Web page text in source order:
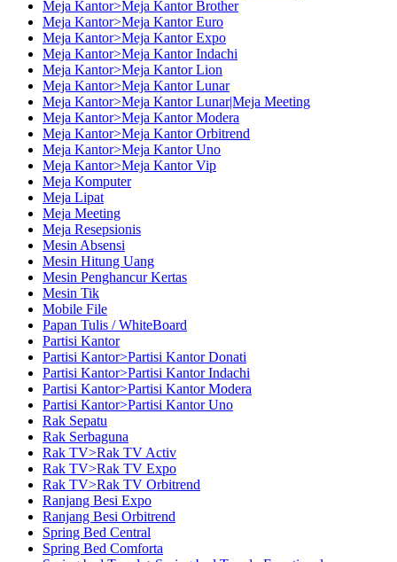
Meja Kantor>Meja Kantor Brother
Meja Kantor>Meja Kantor Euro
Meja Kantor>Meja Kantor Expo
Meja Kantor>Meja Kantor Indachi
Meja Kantor>Meja Kantor Lion
Meja Kantor>Meja Kantor Lunar
Meja Kantor>Meja Kantor Lunar|Meja Meeting
Meja Kantor>Meja Kantor Modera
Meja Kantor>Meja Kantor Orbitrend
Meja Kantor>Meja Kantor Uno
Meja Kantor>Meja Kantor Vip
Meja Komputer
Meja Lipat
Meja Meeting
Meja Resepsionis
Mesin Absensi
Mesin Hitung Uang
Mesin Penghancur Kertas
Mesin Tik
Mobile File
Papan Tulis / WhiteBoard
Partisi Kantor
Partisi Kantor>Partisi Kantor Donati
Partisi Kantor>Partisi Kantor Indachi
Partisi Kantor>Partisi Kantor Modera
Partisi Kantor>Partisi Kantor Uno
Rak Sepatu
Rak Serbaguna
Rak TV>Rak TV Activ
Rak TV>Rak TV Expo
Rak TV>Rak TV Orbitrend
Ranjang Besi Expo
Ranjang Besi Orbitrend
Spring Bed Central
Spring Bed Comforta